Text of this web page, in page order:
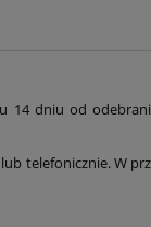
14 dniu od
telefonicznie. W